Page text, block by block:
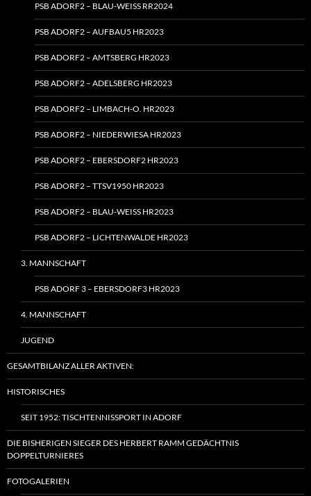
PSB ADORF2 – BLAU-WEISS RR2024
PSB ADORF2 – AUFBAU5 HR2023
PSB ADORF2 – AMTSBERG HR2023
PSB ADORF2 – ADELSBERG HR2023
PSB ADORF2 – LIMBACH‑O. HR2023
PSB ADORF2 – NIEDERWIESA HR2023
PSB ADORF2 – EBERSDORF2 HR2023
PSB ADORF2 – TTSV1950 HR2023
PSB ADORF2 – BLAU-WEISS HR2023
PSB ADORF2 – LICHTENWALDE HR2023
3. MANNSCHAFT
PSB ADORF 3 – EBERSDORF3 HR2023
4. MANNSCHAFT
JUGEND
GESAMTBILANZ ALLER AKTIVEN:
HISTORISCHES
SEIT 1952: TISCHTENNISSPORT IN ADORF
DIE BISHERIGEN SIEGER DES HERBERT RAMM GEDÄCHTNIS
DOPPELTURNIERES
FOTOGALERIEN